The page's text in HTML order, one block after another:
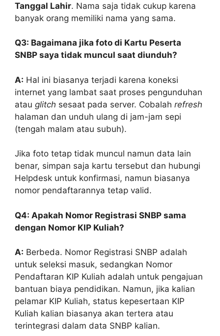
Tanggal Lahir. Nama saja tidak cukup karena
banyak orang memiliki nama yang sama.
Q3: Bagaimana jika foto di Kartu Peserta
SNBP saya tidak muncul saat diunduh?
A: Hal ini biasanya terjadi karena koneksi
internet yang lambat saat proses pengunduhan
atau glitch sesaat pada server. Cobalah refresh
halaman dan unduh ulang di jam-jam sepi
(tengah malam atau subuh).
Jika foto tetap tidak muncul namun data lain
benar, simpan saja kartu tersebut dan hubungi
Helpdesk untuk konfirmasi, namun biasanya
nomor pendaftarannya tetap valid.
Q4: Apakah Nomor Registrasi SNBP sama
dengan Nomor KIP Kuliah?
A: Berbeda. Nomor Registrasi SNBP adalah
untuk seleksi masuk, sedangkan Nomor
Pendaftaran KIP Kuliah adalah untuk pengajuan
bantuan biaya pendidikan. Namun, jika kalian
pelamar KIP Kuliah, status kepesertaan KIP
Kuliah kalian biasanya akan tertera atau
terintegrasi dalam data SNBP kalian.